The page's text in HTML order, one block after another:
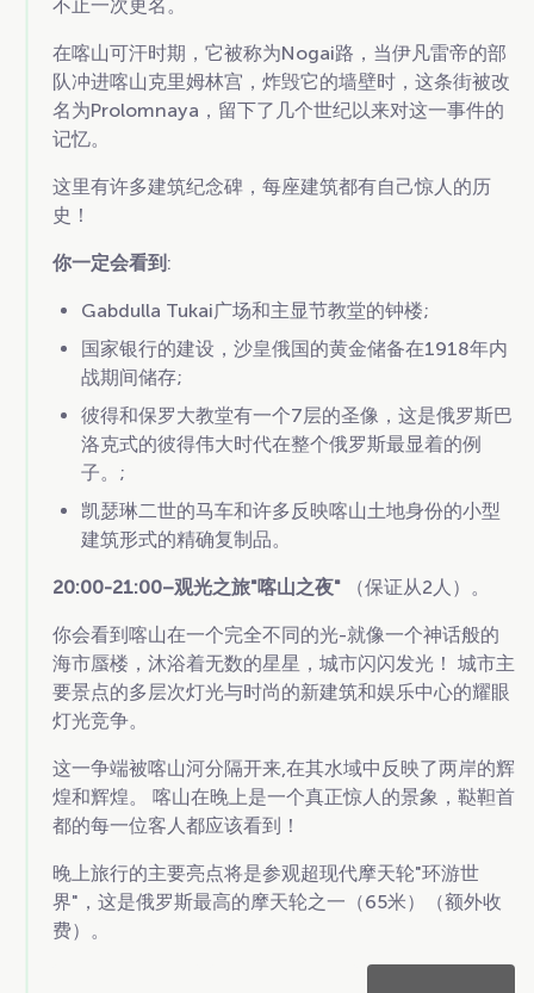
不止一次更名。
在喀山可汗时期，它被称为Nogai路，当伊凡雷帝的部
队冲进喀山克里姆林宫，炸毁它的墙壁时，这条街被改
名为Prolomnaya，留下了几个世纪以来对这一事件的
记忆。
这里有许多建筑纪念碑，每座建筑都有自己惊人的历
史！
你一定会看到 :
Gabdulla Tukai广场和主显节教堂的钟楼;
国家银行的建设，沙皇俄国的黄金储备在1918年内
战期间储存;
彼得和保罗大教堂有一个7层的圣像，这是俄罗斯巴
洛克式的彼得伟大时代在整个俄罗斯最显着的例
子。;
凯瑟琳二世的马车和许多反映喀山土地身份的小型
建筑形式的精确复制品。
20:00-21:00–观光之旅"喀山之夜" （保证从2人）。
你会看到喀山在一个完全不同的光-就像一个神话般的
海市蜃楼，沐浴着无数的星星，城市闪闪发光！ 城市主
要景点的多层次灯光与时尚的新建筑和娱乐中心的耀眼
灯光竞争。
这一争端被喀山河分隔开来,在其水域中反映了两岸的辉
煌和辉煌。 喀山在晚上是一个真正惊人的景象，鞑靼首
都的每一位客人都应该看到！
晚上旅行的主要亮点将是参观超现代摩天轮"环游世
界"，这是俄罗斯最高的摩天轮之一（65米）（额外收
费）。